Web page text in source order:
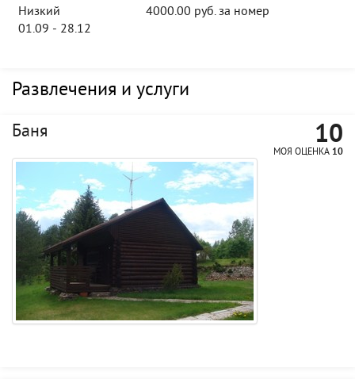
Низкий
01.09 - 28.12
4000.00 руб. за номер
Развлечения и услуги
Баня 10
МОЯ ОЦЕНКА 10